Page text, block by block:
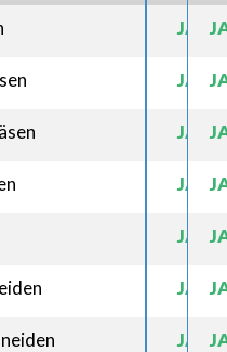
JA
JA
JA
JA
JA
JA
JA